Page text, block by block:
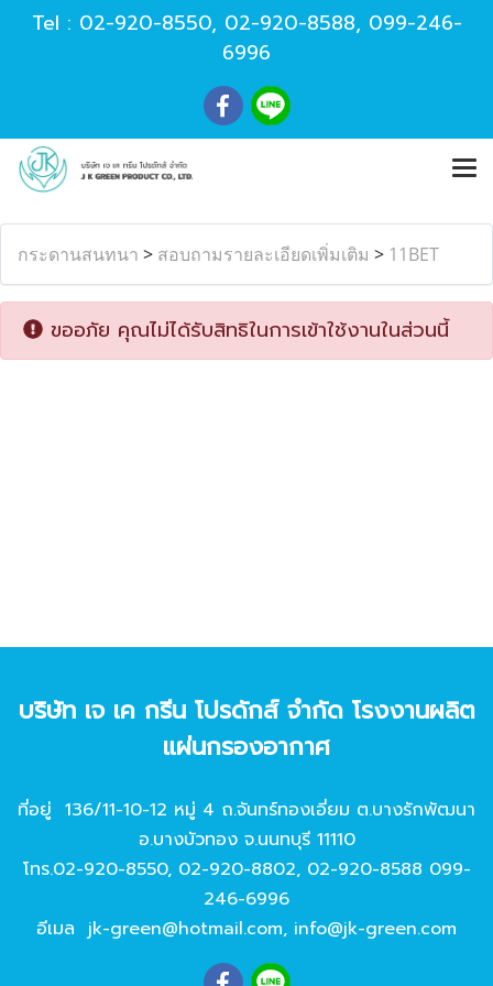
Tel : 02-920-8550, 02-920-8588, 099-246-
6996
กระดานสนทนา > สอบถามรายละเอียดเพิ่มเติม > 11BET
ขออภัย คุณไม่ได้รับสิทธิในการเข้าใช้งานในส่วนนี้
บริษัท เจ เค กรีน โปรดักส์ จํากัด โรงงานผลิต
แผ่นกรองอากาศ
ที่อยู่ 136/11-10-12 หมู่ 4 ถ.จันทร์ทองเอี่ยม ต.บางรักพัฒนา
อ.บางบัวทอง จ.นนทบุรี 11110
โทร.02-920-8550, 02-920-8802, 02-920-8588 099-
246-6996
อีเมล jk-green@hotmail.com, info@jk-green.com